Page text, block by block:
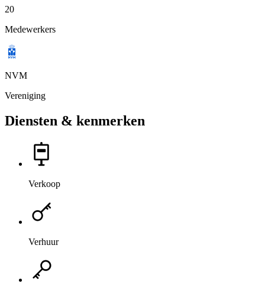
20
Medewerkers
NVM
Vereniging
Diensten & kenmerken
Verkoop
Verhuur